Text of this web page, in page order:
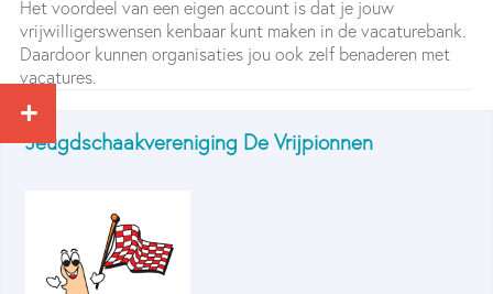
Het voordeel van een eigen account is dat je jouw
vrijwilligerswensen kenbaar kunt maken in de vacaturebank.
Daardoor kunnen organisaties jou ook zelf benaderen met
vacatures.
Jeugdschaakvereniging De Vrijpionnen